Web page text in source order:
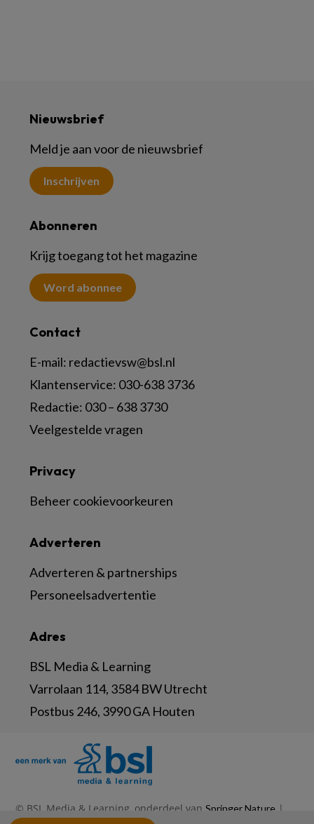
Nieuwsbrief
Meld je aan voor de nieuwsbrief
Inschrijven
Abonneren
Krijg toegang tot het magazine
Word abonnee
Contact
E-mail: redactievsw@bsl.nl
Klantenservice: 030-638 3736
Redactie: 030 – 638 3730
Veelgestelde vragen
Adres
BSL Media & Learning
Varrolaan 114, 3584 BW Utrecht
Postbus 246, 3990 GA Houten
Adverteren
Adverteren & partnerships
Personeelsadvertentie
Privacy
Beheer cookievoorkeuren
© BSL Media & Learning, onderdeel van Springer Nature |